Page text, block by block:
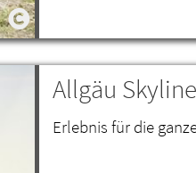
Allgäu
Erlebnis für die